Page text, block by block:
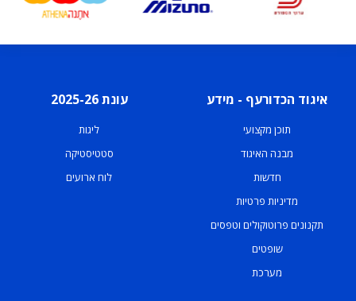
איגוד הכדורעף - מידע
תוכן מקצועי
מבנה האיגוד
חדשות
מדיניות פרטיות
תקנונים פרוטוקולים וטפסים
שופטים
מערכת
עונת 2025-26
ליגות
סטטיסטיקה
לוח ארועים